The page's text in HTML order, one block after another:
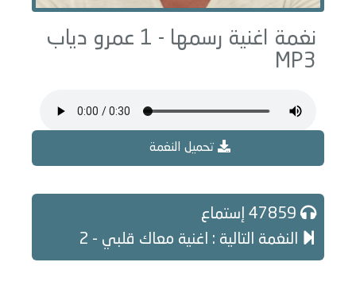
نغمة اغنية رسمها - 1 عمرو دياب
MP3
تحميل النغمة
النغمة التالية : اغنية معاك قلبي - 2